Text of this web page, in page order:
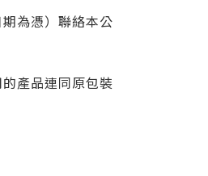
為憑）聯絡本公
產品連同原包裝